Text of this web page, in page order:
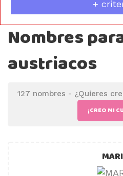
+
Nombres
austriacos
127 nombres - ¿Quieres
¡CREO MI